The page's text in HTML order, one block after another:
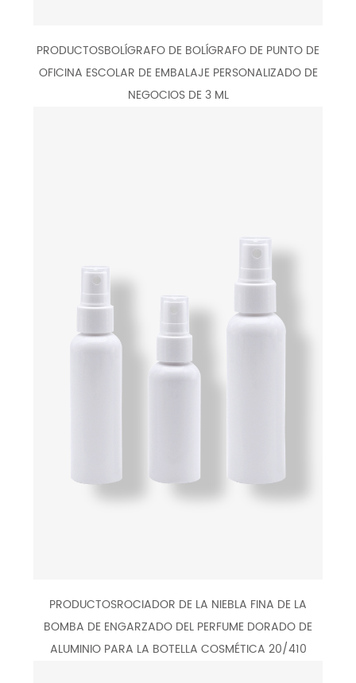
PRODUCTOSBOLÍGRAFO DE BOLÍGRAFO DE PUNTO DE
OFICINA ESCOLAR DE EMBALAJE PERSONALIZADO DE
NEGOCIOS DE 3 ML
PRODUCTOSROCIADOR DE LA NIEBLA FINA DE LA
BOMBA DE ENGARZADO DEL PERFUME DORADO DE
ALUMINIO PARA LA BOTELLA COSMÉTICA 20/410